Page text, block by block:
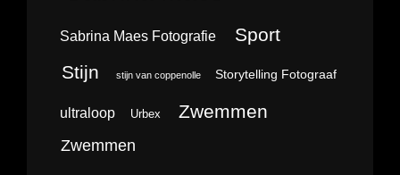
Sabrina Maes Fotografie Sport
Stijn stijn van coppenolle Storytelling Fotograaf
ultraloop Urbex Zwemmen
Zwemmen